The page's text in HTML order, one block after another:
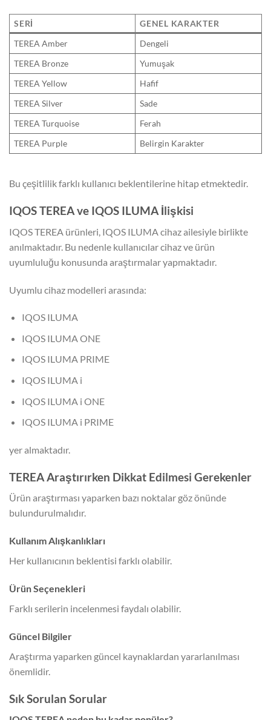
SERI
GENEL KARAKTER
TEREA Amber
Dengeli
TEREA Bronze
Yumuşak
TEREA Yellow
Hafif
TEREA Silver
Sade
TEREA Turquoise
Ferah
TEREA Purple
Belirgin Karakter
Bu çeşitlilik farklı kullanıcı beklentilerine hitap etmektedir.
IQOS TEREA ve IQOS ILUMA İlişkisi
IQOS TEREA ürünleri, IQOS ILUMA cihaz ailesiyle birlikte
anılmaktadır. Bu nedenle kullanıcılar cihaz ve ürün
uyumluluğu konusunda araştırmalar yapmaktadır.
Uyumlu cihaz modelleri arasında:
IQOS ILUMA
IQOS ILUMA ONE
IQOS ILUMA PRIME
IQOS ILUMA i
IQOS ILUMA i ONE
IQOS ILUMA i PRIME
yer almaktadır.
TEREA Araştırırken Dikkat Edilmesi Gerekenler
Ürün araştırması yaparken bazı noktalar göz önünde
bulundurulmalıdır.
Kullanım Alışkanlıkları
Her kullanıcının beklentisi farklı olabilir.
Ürün Seçenekleri
Farklı serilerin incelenmesi faydalı olabilir.
Güncel Bilgiler
Araştırma yaparken güncel kaynaklardan yararlanılması
önemlidir.
Sık Sorulan Sorular